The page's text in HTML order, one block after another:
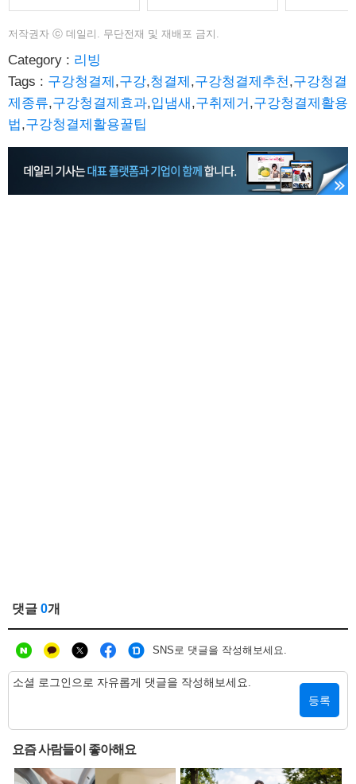
저작권자 ⓒ 데일리. 무단전재 및 재배포 금지.
Category : 리빙
Tags : 구강청결제 ,구강,청결제 ,구강청결제추천 ,구강청결
제종류,구강청결제효과,입냄새,구취제거 ,구강청결제활용
법,구강청결제활용꿀팁
댓글 0개
SNS로 댓글을 작성해보세요.
등록
요즘 사람들이 좋아해요